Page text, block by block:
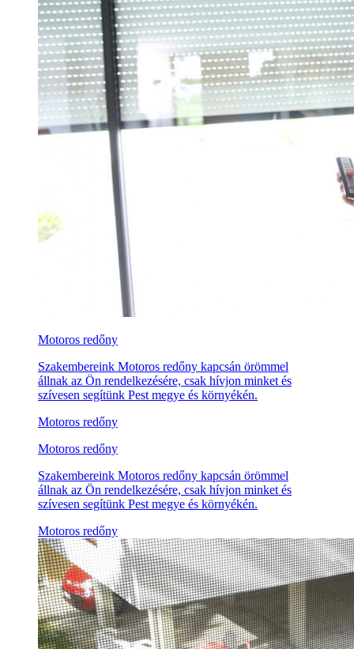
Motoros redőny
Szakembereink Motoros redőny kapcsán örömmel
állnak az Ön rendelkezésére, csak hívjon minket és
szívesen segítünk Pest megye és környékén.
Motoros redőny
Motoros redőny
Szakembereink Motoros redőny kapcsán örömmel
állnak az Ön rendelkezésére, csak hívjon minket és
szívesen segítünk Pest megye és környékén.
Motoros redőny